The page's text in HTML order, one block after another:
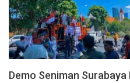
Demo Seniman